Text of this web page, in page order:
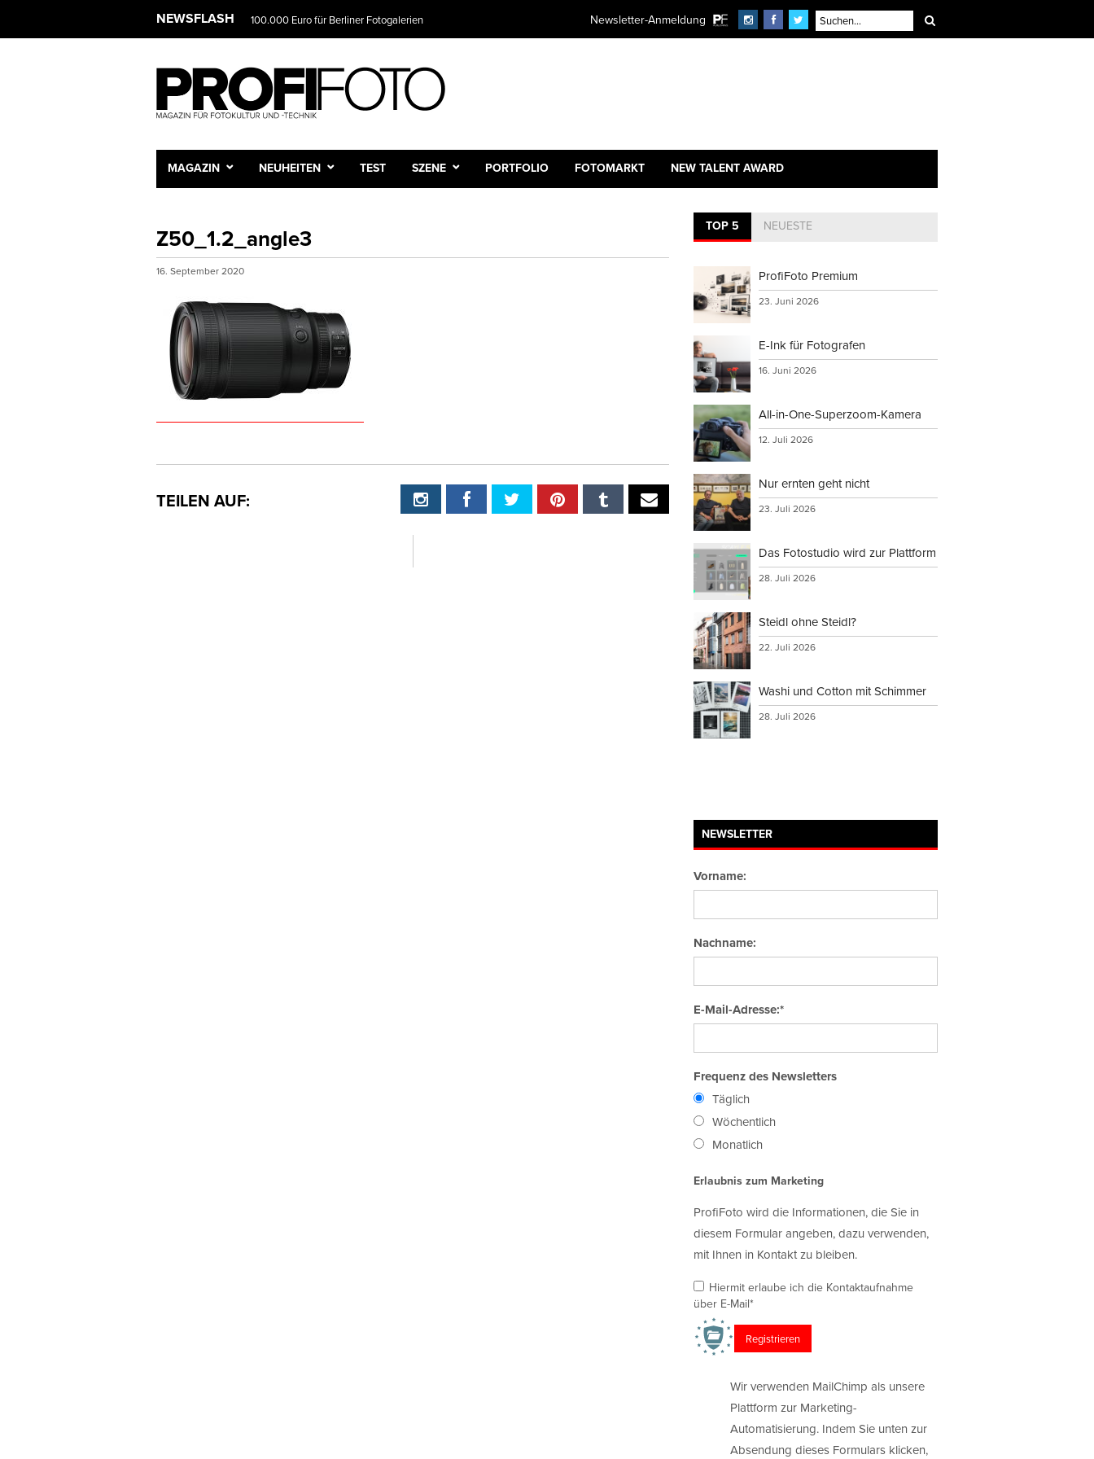
NEWSFLASH 100.000 Euro für Berliner Fotogalerien Newsletter-Anmeldung
MAGAZIN NEUHEITEN TEST SZENE PORTFOLIO FOTOMARKT NEW TALENT AWARD
Z50_1.2_angle3
16. September 2020
TEILEN AUF:
TOP 5 NEUESTE
ProfiFoto Premium
23. Juni 2026
E-Ink für Fotografen
16. Juni 2026
All-in-One-Superzoom-Kamera
12. Juli 2026
Nur ernten geht nicht
23. Juli 2026
Das Fotostudio wird zur Plattform
28. Juli 2026
Steidl ohne Steidl?
22. Juli 2026
Washi und Cotton mit Schimmer
28. Juli 2026
NEWSLETTER
Vorname:
Nachname:
E-Mail-Adresse:*
Frequenz des Newsletters
Täglich
Wöchentlich
Monatlich
Erlaubnis zum Marketing
ProfiFoto wird die Informationen, die Sie in
diesem Formular angeben, dazu verwenden,
mit Ihnen in Kontakt zu bleiben.
Hiermit erlaube ich die Kontaktaufnahme
über E-Mail*
Wir verwenden MailChimp als unsere
Plattform zur Marketing-
Automatisierung. Indem Sie unten zur
Absendung dieses Formulars klicken,